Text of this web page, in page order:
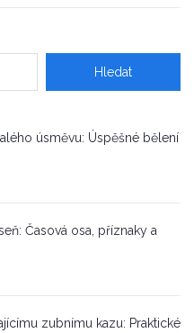
úsměvu: Úspěšné bělení
Časová osa, příznaky a
zubnímu kazu: Praktické